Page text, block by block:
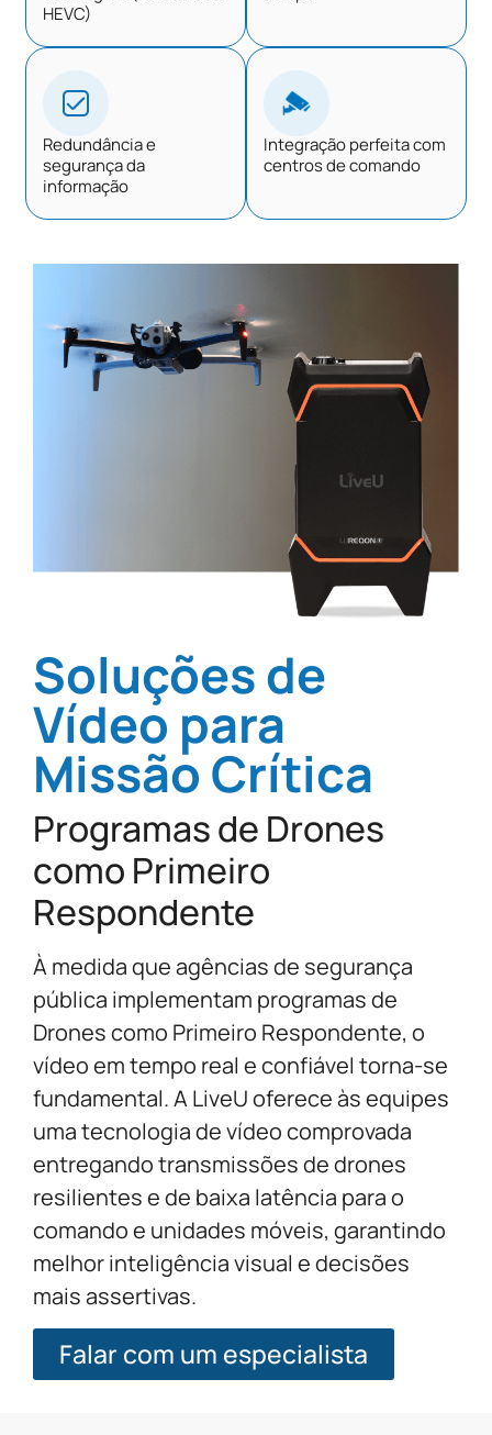
HEVC)
Redundância e
segurança da
informação
Integração perfeita com
centros de comando
Soluções de
Vídeo para
Missão Crítica
Programas de Drones
como Primeiro
Respondente
À medida que agências de segurança
pública implementam programas de
Drones como Primeiro Respondente, o
vídeo em tempo real e confiável torna-se
fundamental. A LiveU oferece às equipes
uma tecnologia de vídeo comprovada
entregando transmissões de drones
resilientes e de baixa latência para o
comando e unidades móveis, garantindo
melhor inteligência visual e decisões
mais assertivas.
Falar com um especialista